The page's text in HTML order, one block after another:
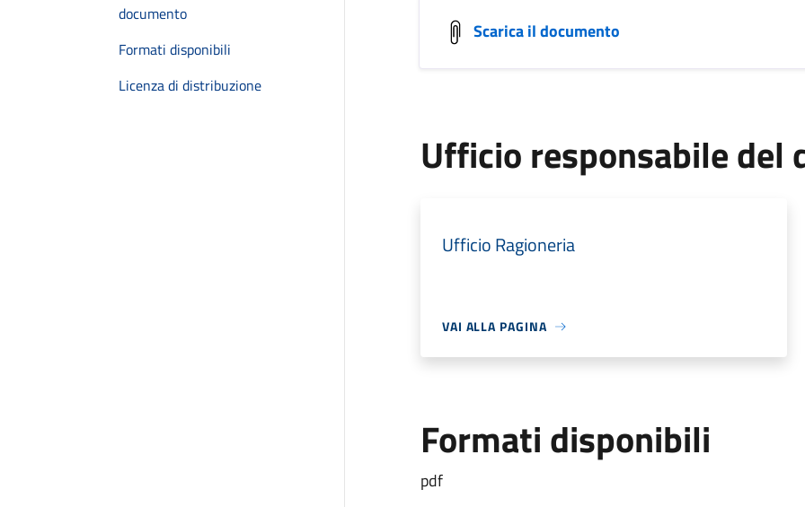
documento
Formati disponibili
Licenza di distribuzione
Scarica il documento
Ufficio responsabile del
Ufficio Ragioneria
VAI ALLA PAGINA
Formati disponibili
pdf